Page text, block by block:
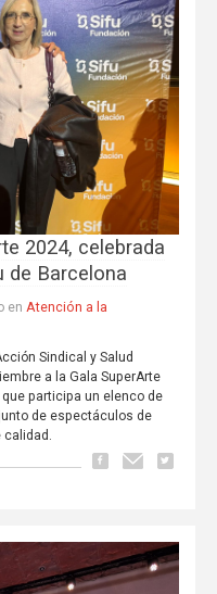
2024, celebrada
de Barcelona
en Atención a la
Sindical y Salud
a la Gala SuperArte
participa un elenco de
de espectáculos de